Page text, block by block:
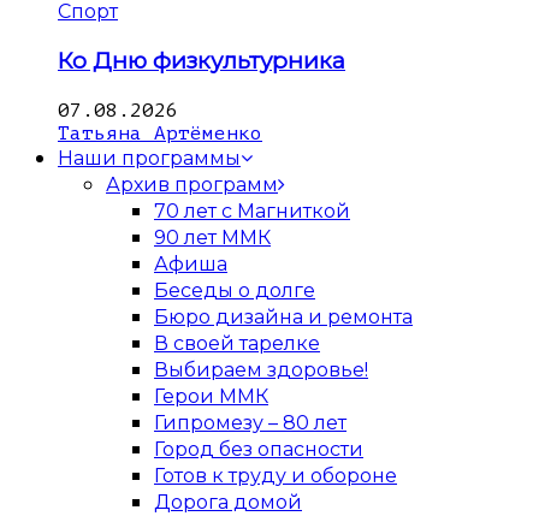
Спорт
Ко Дню физкультурника
07.08.2026
Татьяна Артёменко
Наши программы
Архив программ
70 лет с Магниткой
90 лет ММК
Афиша
Беседы о долге
Бюро дизайна и ремонта
В своей тарелке
Выбираем здоровье!
Герои ММК
Гипромезу – 80 лет
Город без опасности
Готов к труду и обороне
Дорога домой